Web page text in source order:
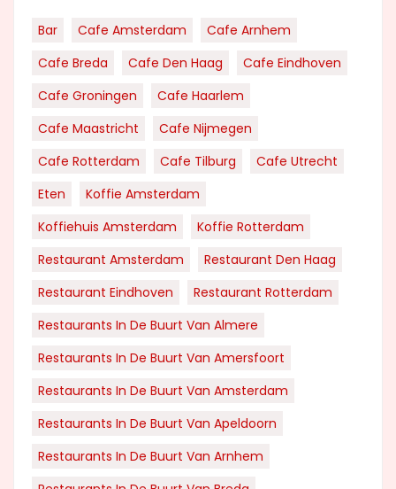
Bar Cafe Amsterdam
Cafe Arnhem
Cafe Breda
Cafe Den Haag
Cafe Eindhoven
Cafe Groningen
Cafe Haarlem
Cafe Maastricht
Cafe Nijmegen
Cafe Rotterdam
Cafe Tilburg
Cafe Utrecht
Eten
Koffie Amsterdam
Koffiehuis Amsterdam
Koffie Rotterdam
Restaurant Amsterdam
Restaurant Den Haag
Restaurant Eindhoven
Restaurant Rotterdam
Restaurants In De Buurt Van Almere
Restaurants In De Buurt Van Amersfoort
Restaurants In De Buurt Van Amsterdam
Restaurants In De Buurt Van Apeldoorn
Restaurants In De Buurt Van Arnhem